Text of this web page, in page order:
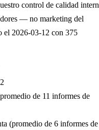
control de calidad
— no marketing del
el 2026-03-12 con 375
de 11 informes de
(promedio de 6 informes de